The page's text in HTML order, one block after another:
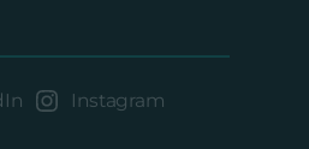
Instagram